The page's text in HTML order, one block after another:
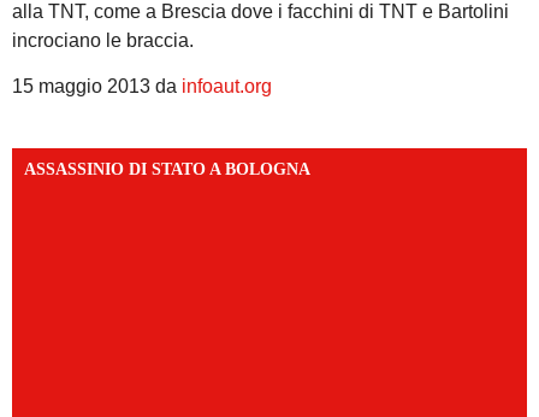
alla TNT, come a Brescia dove i facchini di TNT e Bartolini
incrociano le braccia.
15 maggio 2013 da infoaut.org
ASSASSINIO DI STATO A BOLOGNA